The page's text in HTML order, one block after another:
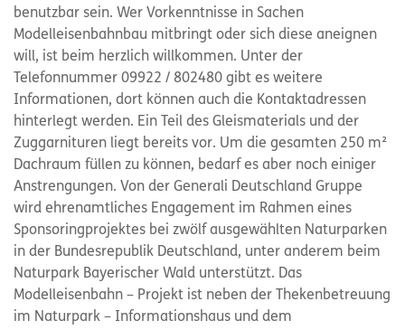
benutzbar sein. Wer Vorkenntnisse in Sachen
Modelleisenbahnbau mitbringt oder sich diese aneignen
will, ist beim herzlich willkommen. Unter der
Telefonnummer 09922 / 802480 gibt es weitere
Informationen, dort können auch die Kontaktadressen
hinterlegt werden. Ein Teil des Gleismaterials und der
Zuggarnituren liegt bereits vor. Um die gesamten 250 m²
Dachraum füllen zu können, bedarf es aber noch einiger
Anstrengungen. Von der Generali Deutschland Gruppe
wird ehrenamtliches Engagement im Rahmen eines
Sponsoringprojektes bei zwölf ausgewählten Naturparken
in der Bundesrepublik Deutschland, unter anderem beim
Naturpark Bayerischer Wald unterstützt. Das
Modelleisenbahn – Projekt ist neben der Thekenbetreuung
im Naturpark – Informationshaus und dem